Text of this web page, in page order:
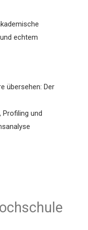
echtem
übersehen: Der
und